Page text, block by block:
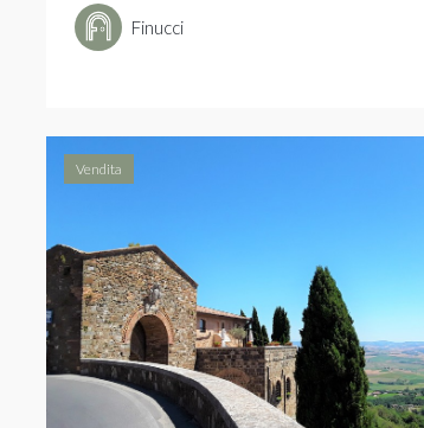
Finucci
Vendita